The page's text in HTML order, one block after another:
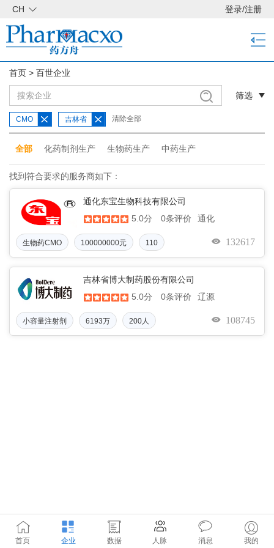
CH 登录/注册
首页 > 百世企业
筛选
CMO 吉林省 清除全部
全部 化药制剂生产 生物药生产 中药生产
找到符合要求的服务商如下：
通化东宝生物科技有限公司
5.0分
0条评价 通化
生物药CMO 100000000元 110 132617
吉林省博大制药股份有限公司
5.0分
0条评价 辽源
小容量注射剂 6193万 200人 108745
首页 企业 数据 人脉 消息 我的